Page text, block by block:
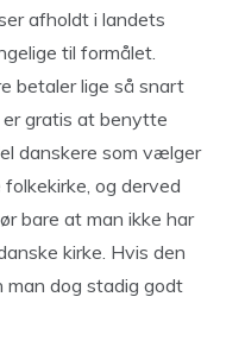
afholdt i landets
til formålet.
betaler lige så snart
gratis at benytte
danskere som vælger
og derved
bare at man ikke har
kirke. Hvis den
dog stadig godt